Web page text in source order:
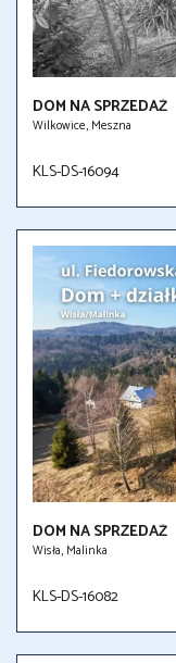
DOM NA SPRZEDAŻ
Wilkowice, Meszna
KLS-DS-16094
DOM NA SPRZEDAŻ
Wisła, Malinka
KLS-DS-16082